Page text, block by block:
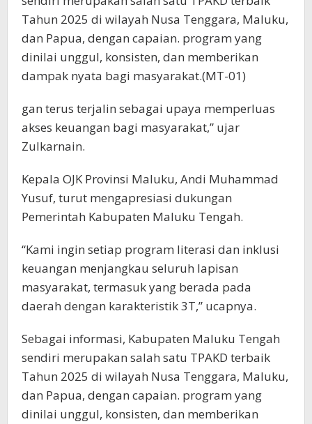
Tahun 2025 di wilayah Nusa Tenggara, Maluku,
dan Papua, dengan capaian. program yang
dinilai unggul, konsisten, dan memberikan
dampak nyata bagi masyarakat.(MT-01)
gan terus terjalin sebagai upaya memperluas
akses keuangan bagi masyarakat,” ujar
Zulkarnain.
Kepala OJK Provinsi Maluku, Andi Muhammad
Yusuf, turut mengapresiasi dukungan
Pemerintah Kabupaten Maluku Tengah.
“Kami ingin setiap program literasi dan inklusi
keuangan menjangkau seluruh lapisan
masyarakat, termasuk yang berada pada
daerah dengan karakteristik 3Т,” ucapnya.
Sebagai informasi, Kabupaten Maluku Tengah
sendiri merupakan salah satu TPAKD terbaik
Tahun 2025 di wilayah Nusa Tenggara, Maluku,
dan Papua, dengan capaian. program yang
dinilai unggul, konsisten, dan memberikan